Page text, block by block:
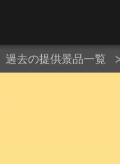
過去の提供景品一覧